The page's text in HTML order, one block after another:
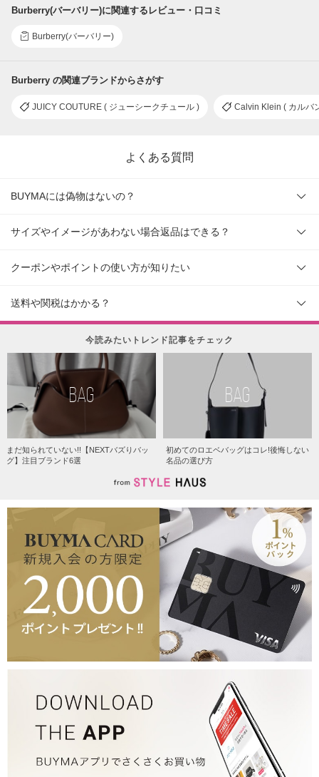
Burberry(バーバリー)に関連するレビュー・口コミ
Burberry(バーバリー)
Burberry の関連ブランドからさがす
JUICY COUTURE ( ジューシークチュール ) Calvin Klein ( カルバ
よくある質問
BUYMAには偽物はないの？
サイズやイメージがあわない場合返品はできる？
クーポンやポイントの使い方が知りたい
送料や関税はかかる？
今読みたいトレンド記事をチェック
BAG
まだ知られていない!!【NEXTバズりバッ
グ】注目ブランド6選
BAG
初めてのロエベバッグはコレ!後悔しない
名品の選び方